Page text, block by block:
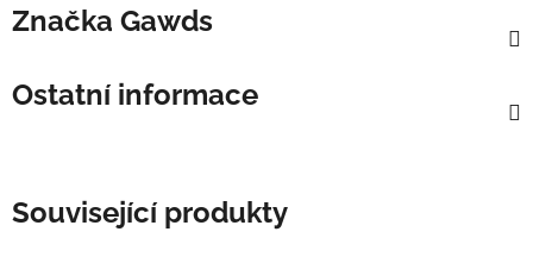
Značka Gawds
Ostatní informace
Související produkty